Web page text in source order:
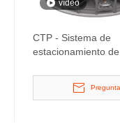
vídeo
CTP - Sistema de
estacionamiento